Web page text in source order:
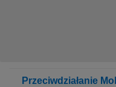
Przeciwdziałanie